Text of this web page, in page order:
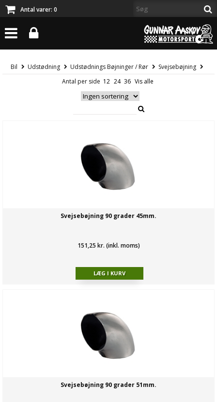
Antal varer: 0
Bil Udstødning Udstødnings Bøjninger / Rør
Svejsebøjning
Antal per side
Svejsebøjning 90 grader 45mm.
151,25 kr. (inkl. moms)
Svejsebøjning 90 grader 51mm.